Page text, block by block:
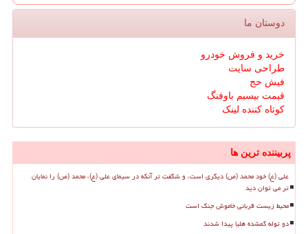
دوستان ما
خرید و فروش خودرو
طراحی سایت
فیش حج
قیمت بیسیم باوفنگ
کوتاه کننده لینک
پربیننده ترین ها
علی (ع) خود محمد (ص) دیگری است، و شگفت تر آنکه در سیمای علی (ع)، محمد (ص) را نمایان
تر می توان دید
محیط زیست قربانی خاموش جنگ است
دو توله گمشده هلیا پیدا شدند